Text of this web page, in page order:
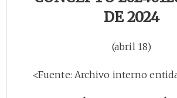
DE 2024
(abril 18)
<Fuente: Archivo interno